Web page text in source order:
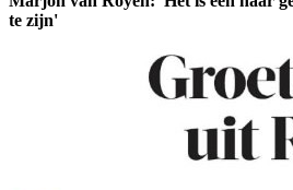
te zijn'